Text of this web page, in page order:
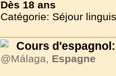
Dès 18 ans
Catégorie: Séjour
Cours
@Málaga, Espagne